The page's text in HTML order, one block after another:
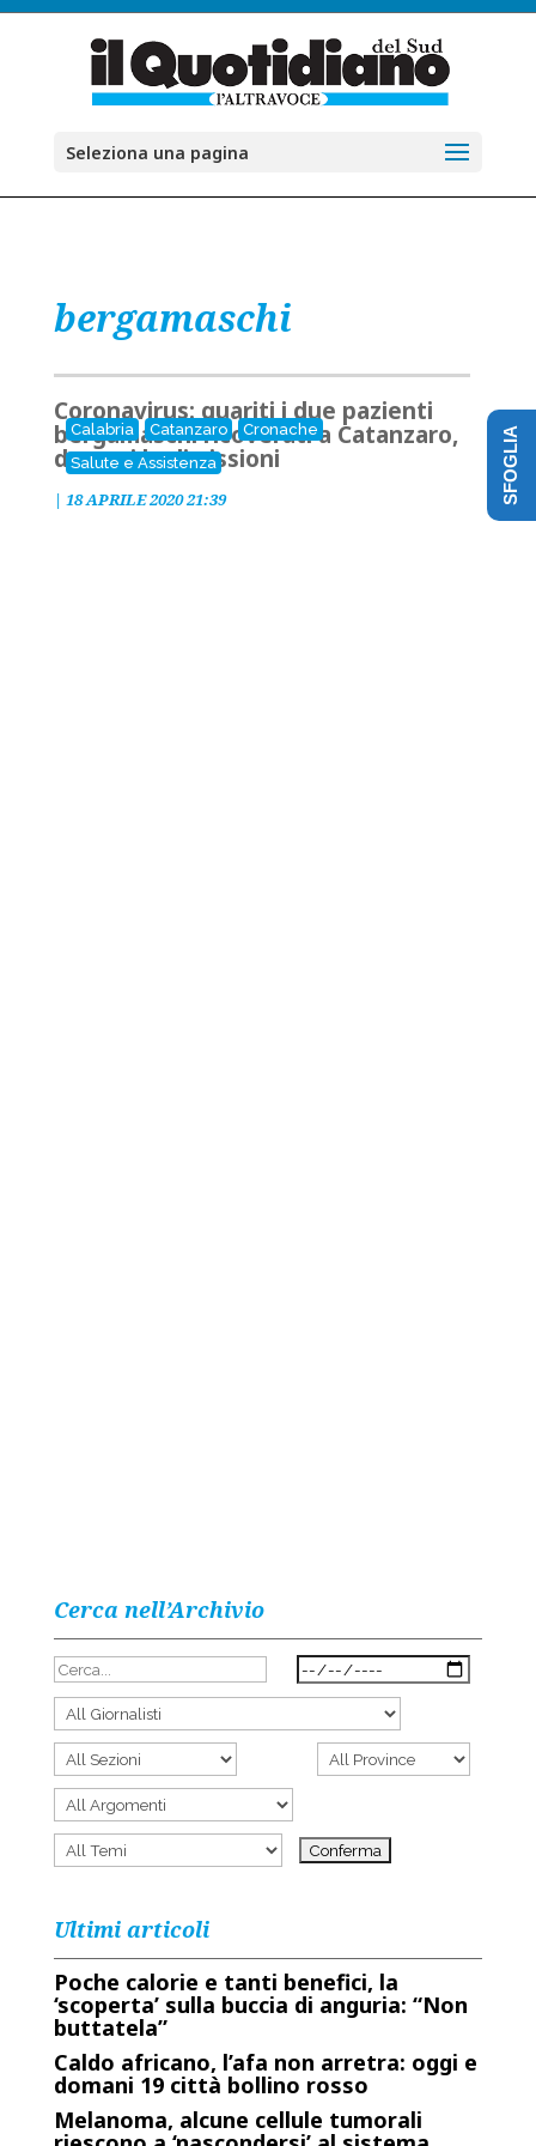
Seleziona una pagina
bergamaschi
Calabria Catanzaro
Cronache
Salute e Assistenza
Coronavirus: guariti i due pazienti
bergamaschi ricoverati a Catanzaro,
domani le dimissioni
| 18 APRILE 2020 21:39
Cerca nell’Archivio
Ultimi articoli
Poche calorie e tanti benefici, la
‘scoperta’ sulla buccia di anguria: “Non
buttatela”
Caldo africano, l’afa non arretra: oggi e
domani 19 città bollino rosso
Melanoma, alcune cellule tumorali
SFOGLIA